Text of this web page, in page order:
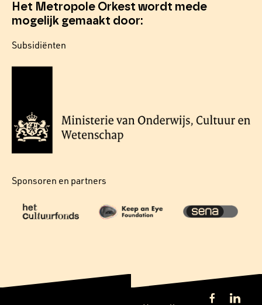
Het Metropole Orkest wordt mede
mogelijk gemaakt door:
Subsidiënten
Sponsoren en partners